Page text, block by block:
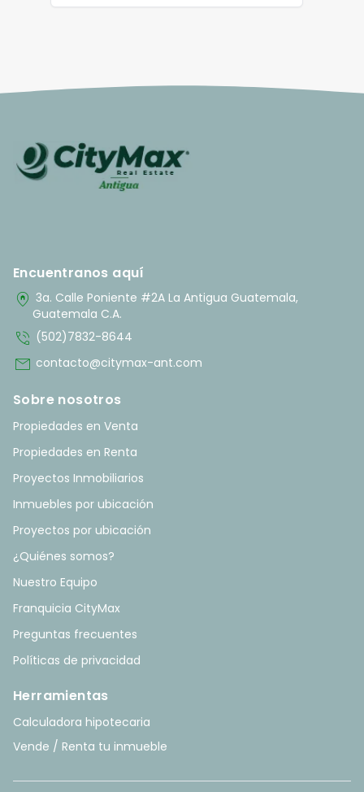
Encuentranos aquí
home_pin 3a. Calle Poniente #2A La Antigua Guatemala,
Guatemala C.A.
phone_in_talk (502)7832-8644
mail contacto@citymax-ant.com
Sobre nosotros
Propiedades en Venta
Propiedades en Renta
Proyectos Inmobiliarios
Inmuebles por ubicación
Proyectos por ubicación
¿Quiénes somos?
Nuestro Equipo
Franquicia CityMax
Preguntas frecuentes
Políticas de privacidad
Herramientas
Calculadora hipotecaria
Vende / Renta tu inmueble